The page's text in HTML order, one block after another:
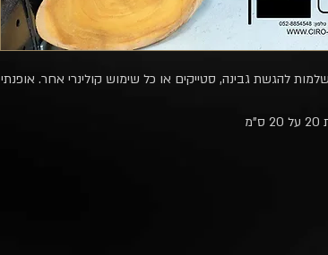
להגשת גבינה, סטייקים או כל שימוש קולינרי אחר. אופנתי